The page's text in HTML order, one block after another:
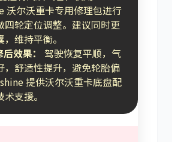
沃尔沃重卡专用修理包进行
四轮定位调整。建议同时更
维持平衡。
效果：
驾驶恢复平顺，气
，舒适性提升，避免轮胎偏
提供沃尔沃重卡底盘配
支援。